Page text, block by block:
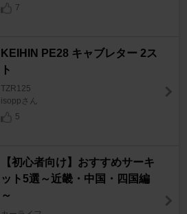
7
KEIHIN PE28 キャブレター 2ス
ト
TZR125
isoppさん
5
【初心者向け】おすすめサーキ
ット5選～近畿・中国・四国編
～